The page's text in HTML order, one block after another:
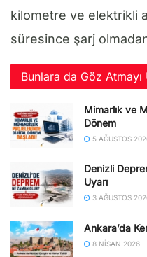
kilometre ve elektrikli
süresince şarj
Bunlara da Göz Atmayı
Mimarlık ve
Dönem
5 AĞUSTOS
Denizli
Uyarı
3 AĞUSTOS
Ankara’da
8 NISAN 2026